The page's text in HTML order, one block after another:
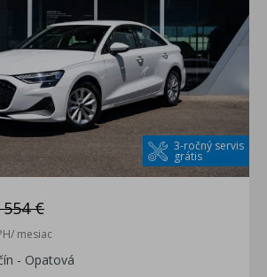
3-ročný servis
grátis
€
mesiac
- Opatová